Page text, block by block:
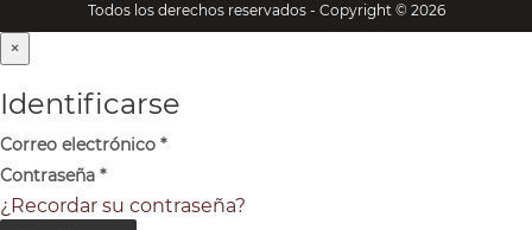
Todos los derechos reservados - Copyright © 2026
×
Identificarse
Correo electrónico *
Contraseña *
¿Recordar su contraseña?